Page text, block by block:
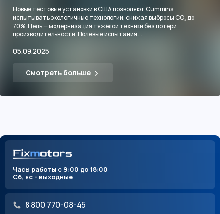
Новые тестовые установки в США позволяют Cummins
испытывать экологичные технологии, снижая выбросы CO₂ до
70%. Цель — модернизация тяжёлой техники без потери
производительности. Полевые испытания ...
05.09.2025
Смотреть больше
Часы работы с 9:00 до 18:00
Сб, вс - выходные
8 800 770-08-45